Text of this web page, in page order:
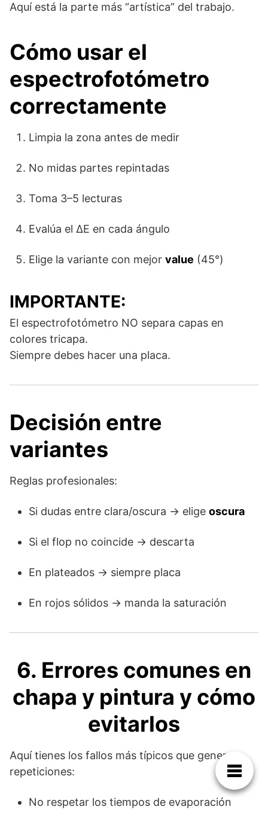
Aquí está la parte más “artística” del trabajo.
Cómo usar el
espectrofotómetro
correctamente
Limpia la zona antes de medir
No midas partes repintadas
Toma 3–5 lecturas
Evalúa el ΔE en cada ángulo
Elige la variante con mejor value (45°)
IMPORTANTE:
El espectrofotómetro NO separa capas en
colores tricapa.
Siempre debes hacer una placa.
Decisión entre
variantes
Reglas profesionales:
Si dudas entre clara/oscura → elige oscura
Si el flop no coincide → descarta
En plateados → siempre placa
En rojos sólidos → manda la saturación
6. Errores comunes en
chapa y pintura y cómo
evitarlos
Aquí tienes los fallos más típicos que generan
repeticiones:
No respetar los tiempos de evaporación